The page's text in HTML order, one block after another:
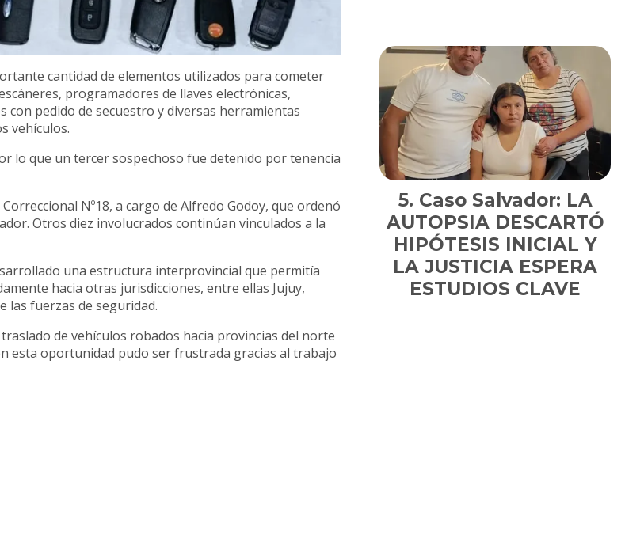
cantidad de elementos utilizados para cometer
programadores de llaves electrónicas,
pedido de secuestro y diversas herramientas
vehículos.
lo que un tercer sospechoso fue detenido por tenencia
Nº18, a cargo de Alfredo Godoy, que ordenó
Otros diez involucrados continúan vinculados a la
una estructura interprovincial que permitía
hacia otras jurisdicciones, entre ellas Jujuy,
fuerzas de seguridad.
de vehículos robados hacia provincias del norte
esta oportunidad pudo ser frustrada gracias al trabajo
Caso Salvador: LA
AUTOPSIA DESCARTÓ
HIPÓTESIS INICIAL Y
LA JUSTICIA ESPERA
ESTUDIOS CLAVE